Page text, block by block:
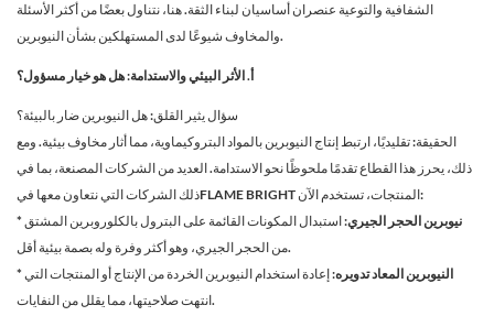
الشفافية والتوعية عنصران أساسيان لبناء الثقة. هنا، نتناول بعضًا من أكثر الأسئلة
والمخاوف شيوعًا لدى المستهلكين بشأن النيوبرين.
أ. الأثر البيئي والاستدامة: هل هو خيار مسؤول؟
سؤال يثير القلق: هل النيوبرين ضار بالبيئة؟
الحقيقة: تقليديًا، ارتبط إنتاج النيوبرين بالمواد البتروكيماوية، مما أثار مخاوف بيئية. ومع
ذلك، يحرز هذا القطاع تقدمًا ملحوظًا نحو الاستدامة. العديد من الشركات المصنعة، بما في
ذلك الشركات التي نتعاون معها فيFLAME BRIGHT
المنتجات، تستخدم الآن:
* نيوبرين الحجر الجيري:استبدال المكونات القائمة على البترول بالكلوروبرين المشتق
من الحجر الجيري، وهو أكثر وفرة وله بصمة بيئية أقل.
* النيوبرين المعاد تدويره:إعادة استخدام النيوبرين الخردة من الإنتاج أو المنتجات التي
انتهت صلاحيتها، مما يقلل من النفايات.